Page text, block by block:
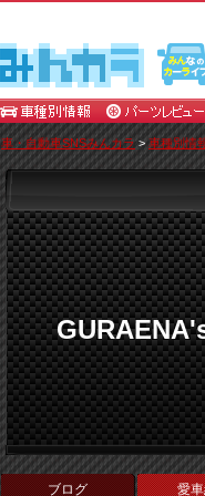
車・自動車SNSみんカラ>車種別情
ブログ 愛